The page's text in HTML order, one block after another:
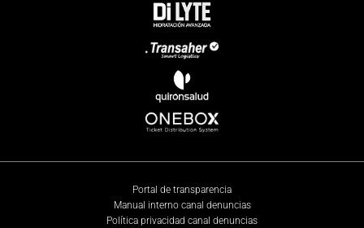
Portal de transparencia
Manual interno canal denuncias
Política privacidad canal denuncias